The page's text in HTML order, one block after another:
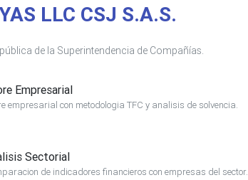
LLC CSJ S.A.S.
de la Superintendencia de Compañías.
Empresarial
empresarial con metodologia TFC y analisis de solvencia.
Sectorial
de indicadores financieros con empresas del sector.